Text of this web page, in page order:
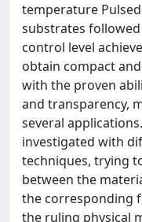
temperature
substrates
control level
obtain compact
with the proven
and transparency,
several
investigated with
techniques, trying
between the
the corresponding
the ruling physical